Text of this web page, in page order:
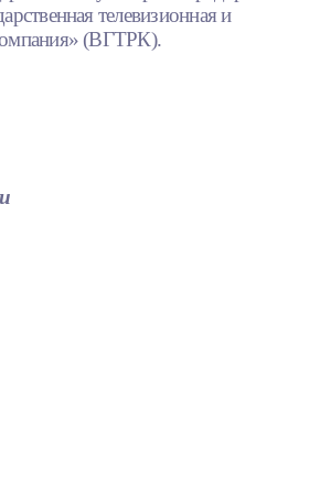
телевизионная и
(ВГТРК).